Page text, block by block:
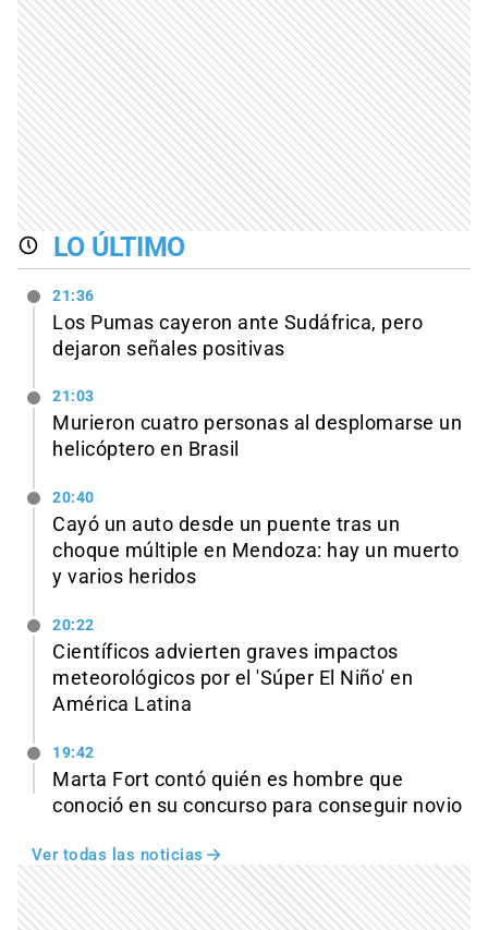
LO ÚLTIMO
21:36
Los Pumas cayeron ante Sudáfrica, pero
dejaron señales positivas
21:03
Murieron cuatro personas al desplomarse un
helicóptero en Brasil
20:40
Cayó un auto desde un puente tras un
choque múltiple en Mendoza: hay un muerto
y varios heridos
20:22
Científicos advierten graves impactos
meteorológicos por el 'Súper El Niño' en
América Latina
19:42
Marta Fort contó quién es hombre que
conoció en su concurso para conseguir novio
Ver todas las noticias